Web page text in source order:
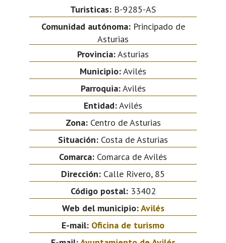
Turisticas: B-9285-AS
Comunidad autónoma:Principado de
Asturias
Provincia:Asturias
Municipio:Avilés
Parroquia:Avilés
Entidad:Avilés
Zona:Centro de Asturias
Situación: Costa de Asturias
Comarca: Comarca de Avilés
Dirección: Calle Rivero, 85
Código postal:33402
Web del municipio:Avilés
E-mail: Oficina de turismo